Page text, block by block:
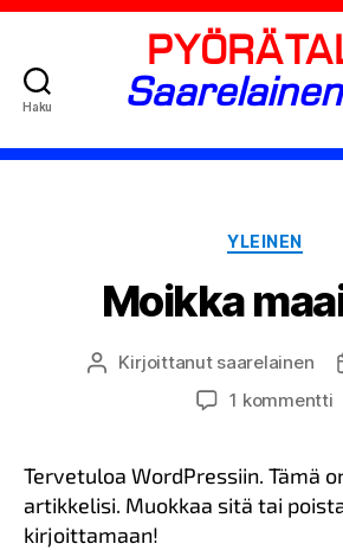
Haku
YLEINEN
Moikka
Kirjoittaja
Kirjoittanut saarelainen
1 kommentti
Tervetuloa WordPressiin. Tämä
artikkelisi. Muokkaa sitä tai
kirjoittamaan!